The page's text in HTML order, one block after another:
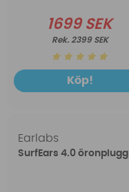
1699 SEK
2399 SEK
Köp!
Earlabs
SurfEars 4.0 öronplugg